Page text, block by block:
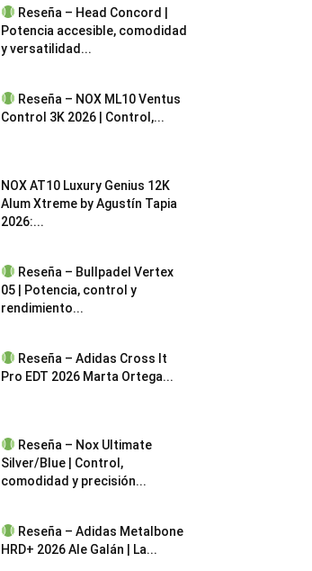
Reseña – Head Concord |
Potencia accesible, comodidad
y versatilidad...
Reseña – NOX ML10 Ventus
Control 3K 2026 | Control,...
NOX AT10 Luxury Genius 12K
Alum Xtreme by Agustín Tapia
2026:...
Reseña – Bullpadel Vertex
05 | Potencia, control y
rendimiento...
Reseña – Adidas Cross It
Pro EDT 2026 Marta Ortega...
Reseña – Nox Ultimate
Silver/Blue | Control,
comodidad y precisión...
Reseña – Adidas Metalbone
HRD+ 2026 Ale Galán | La...